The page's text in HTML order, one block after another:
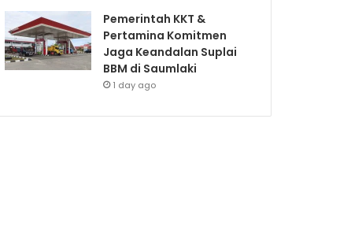
Pemerintah KKT &
Pertamina Komitmen
Jaga Keandalan Suplai
BBM di Saumlaki
1 day ago